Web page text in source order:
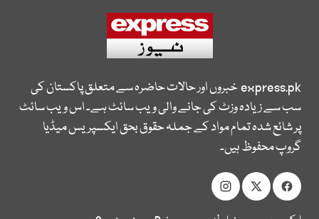
express.pkخبروں اور حالات حاضرہ سے متعلق پاکستان کی
سب سے زیادہ وزٹ کی جانے والی ویب سائٹ ہے۔ اس ویب سائٹ
پر شائع شدہ تمام مواد کے جملہ حقوق بحق ایکسپریس میڈیا
گروپ محفوظ ہیں۔